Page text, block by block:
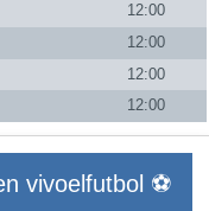
12:00
12:00
12:00
12:00
vivoelfutbol ⚽